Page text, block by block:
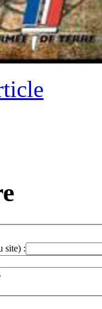
site) :